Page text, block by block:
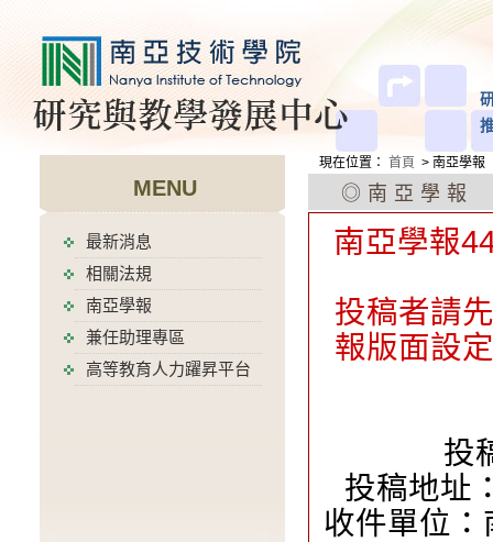
MENU
最新消息
相關法規
南亞學報
兼任助理專區
高等教育人力躍昇平台
現在位置 ： 首頁 > 南亞學報
◎南亞學報
南亞學報
投稿者請
報版面設
投
投稿地址
收件單位